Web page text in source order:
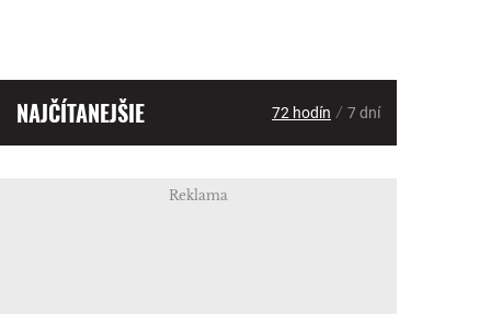
NAJČÍTANEJŠIE 72 hodín / 7 dní
Reklama